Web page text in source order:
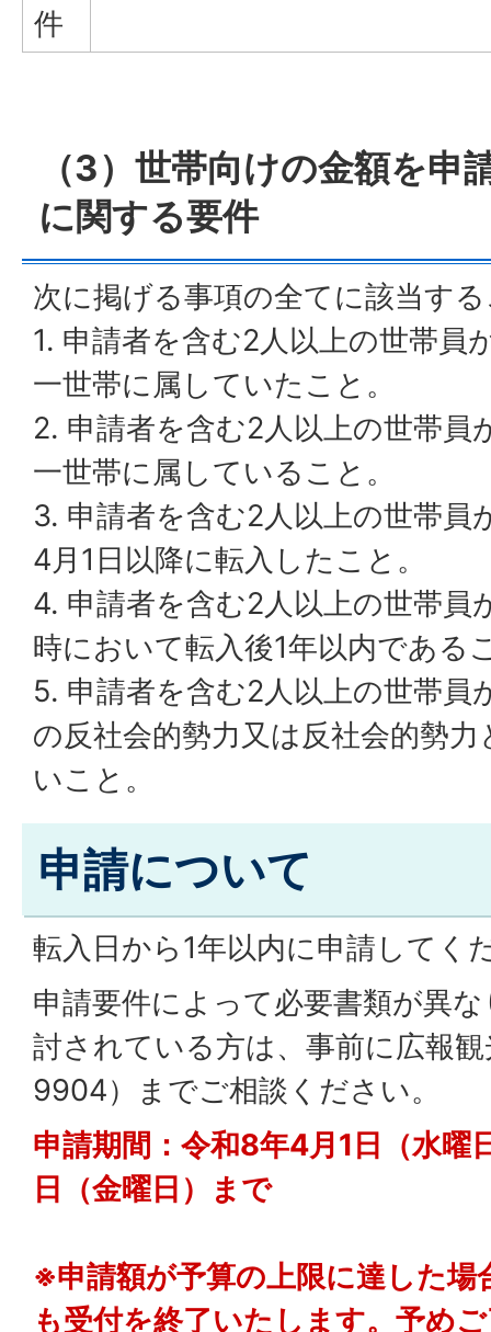
件
（3）世帯向けの金額を申
に関する要件
次に掲げる事項の全てに該当す
1. 申請者を含む2人以上の世帯員
一世帯に属していたこと。
2. 申請者を含む2人以上の世帯員
一世帯に属していること。
3. 申請者を含む2人以上の世帯員
4月1日以降に転入したこと。
4. 申請者を含む2人以上の世帯員
時において転入後1年以内である
5. 申請者を含む2人以上の世帯員
の反社会的勢力又は反社会的勢
いこと。
申請について
転入日から1年以内に申請してく
申請要件によって必要書類が異
討されている方は、事前に広報
9904）までご相談ください。
申請期間：令和8年4月1日（水
日（金曜日）まで
※申請額が予算の上限に達した場
も受付を終了いたします。予め